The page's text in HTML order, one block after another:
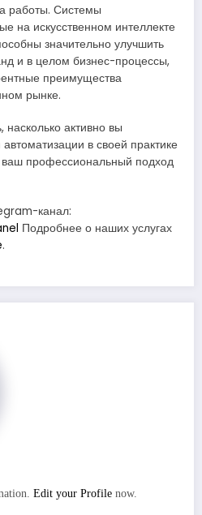
работы. Системы
на искусственном интеллекте
значительно улучшить
и в целом бизнес-процессы,
преимущества
рынке.
активно вы
в своей практике
ваш профессиональный подход
канал:
Подробнее о наших услугах
.
Edit your Profile now.